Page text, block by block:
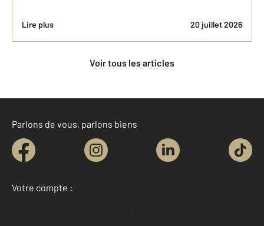
Lire plus 20 juillet 2026
Voir tous les articles
Parlons de vous, parlons biens
Votre compte :
Accéder à mon compte